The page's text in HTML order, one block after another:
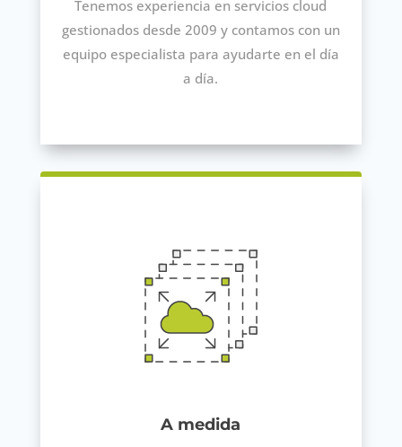
Tenemos experiencia en servicios cloud
gestionados desde 2009 y contamos con un
equipo especialista para ayudarte en el día
a día.
A medida